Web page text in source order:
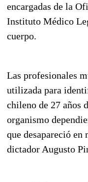
encargadas de la
Instituto Médico
cuerpo.
Las profesionales
utilizada para
chileno de 27 años
organismo
que desapareció en
dictador Augusto